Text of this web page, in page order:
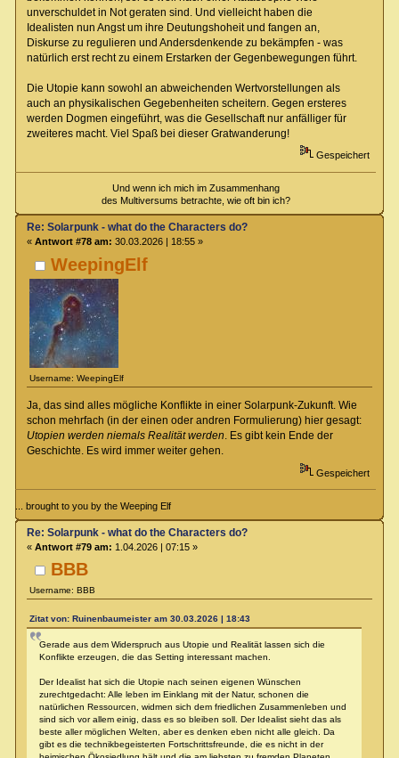
unverschuldet in Not geraten sind. Und vielleicht haben die
Idealisten nun Angst um ihre Deutungshoheit und fangen an,
Diskurse zu regulieren und Andersdenkende zu bekämpfen - was
natürlich erst recht zu einem Erstarken der Gegenbewegungen führt.
Die Utopie kann sowohl an abweichenden Wertvorstellungen als
auch an physikalischen Gegebenheiten scheitern. Gegen ersteres
werden Dogmen eingeführt, was die Gesellschaft nur anfälliger für
zweiteres macht. Viel Spaß bei dieser Gratwanderung!
Gespeichert
Und wenn ich mich im Zusammenhang
des Multiversums betrachte, wie oft bin ich?
WeepingElf
Username: WeepingElf
Re: Solarpunk - what do the Characters do?
« Antwort #78 am: 30.03.2026 | 18:55 »
Ja, das sind alles mögliche Konflikte in einer Solarpunk-Zukunft. Wie
schon mehrfach (in der einen oder andren Formulierung) hier gesagt:
Utopien werden niemals Realität werden. Es gibt kein Ende der
Geschichte. Es wird immer weiter gehen.
Gespeichert
... brought to you by the Weeping Elf
BBB
Username: BBB
Re: Solarpunk - what do the Characters do?
« Antwort #79 am: 1.04.2026 | 07:15 »
Zitat von: Ruinenbaumeister am 30.03.2026 | 18:43
Gerade aus dem Widerspruch aus Utopie und Realität lassen sich die
Konflikte erzeugen, die das Setting interessant machen.
Der Idealist hat sich die Utopie nach seinen eigenen Wünschen
zurechtgedacht: Alle leben im Einklang mit der Natur, schonen die
natürlichen Ressourcen, widmen sich dem friedlichen Zusammenleben und
sind sich vor allem einig, dass es so bleiben soll. Der Idealist sieht das als
beste aller möglichen Welten, aber es denken eben nicht alle gleich. Da
gibt es die technikbegeisterten Fortschrittsfreunde, die es nicht in der